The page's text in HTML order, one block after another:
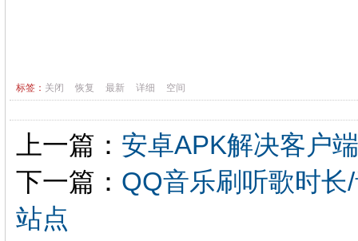
标签： 关闭 恢复 最新 详细 空间
上一篇： 安卓APK解决客户
下一篇： QQ音乐刷听歌时
站点